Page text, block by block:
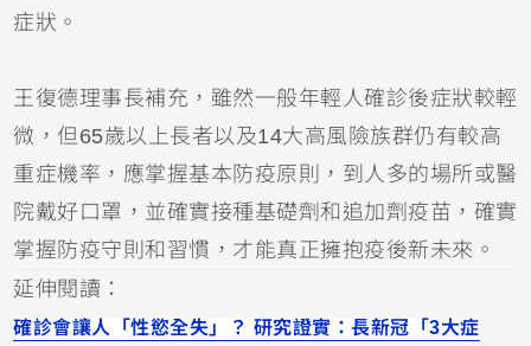
症狀。
王復德理事長補充，雖然一般年輕人確診後症狀較輕
微，但65歲以上長者以及14大高風險族群仍有較高
重症機率，應掌握基本防疫原則，到人多的場所或醫
院戴好口罩，並確實接種基礎劑和追加劑疫苗，確實
掌握防疫守則和習慣，才能真正擁抱疫後新未來。
延伸閱讀：
確診會讓人「性慾全失」？ 研究證實：長新冠「3大症